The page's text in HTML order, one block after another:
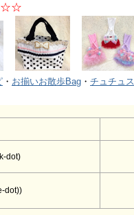
・ お揃いお散歩Bag ・ チュチュ
dot)
dot))